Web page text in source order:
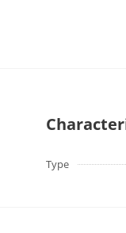
Type